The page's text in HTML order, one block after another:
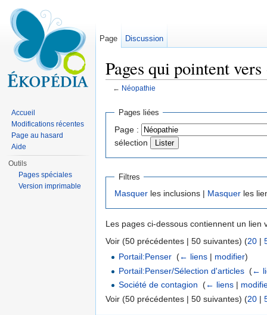
Pages qui pointent
← Néopathie
Pages liées
Page :
sélection
Filtres
Masquer les inclusions | Masquer les
Les pages ci-dessous contiennent un lien
Voir (50 précédentes | 50 suivantes) (20 |
Portail:Penser (← liens | modifier)
Portail:Penser/Sélection d'articles (←
Société de contagion
(← liens |
Voir (50 précédentes | 50 suivantes) (20 |
Page Discussion
Accueil
Modifications récentes
Page au hasard
Aide
Outils
Pages spéciales
Version imprimable